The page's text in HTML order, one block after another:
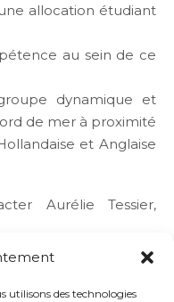
utilisons des technologies
allocation étudiant
au sein de ce
dynamique et
de mer à proximité
et Anglaise
Aurélie Tessier,